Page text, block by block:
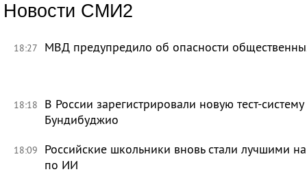
Новости СМИ2
18:27 МВД предупредило об опасности
18:18
В России зарегистрировали новую тест-
Бундибуджио
18:09
Российские школьники вновь стали лучшими
по ИИ